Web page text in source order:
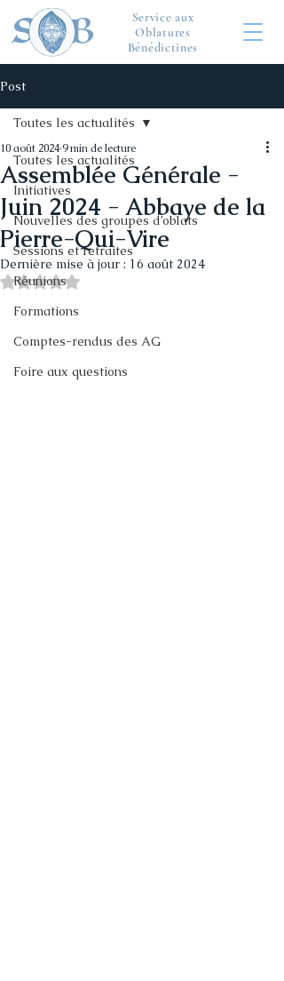
Service aux
Oblatures
Bénédictines
Post
Toutes les actualités
Initiatives
Nouvelles des groupes d’oblats
Sessions et retraites
Réunions
Formations
Comptes-rendus des AG
Foire aux questions
Toutes les actualités
Assemblée Générale -
Juin 2024 - Abbaye de la
Pierre-Qui-Vire
10 août 2024 9 min de lecture
Dernière mise à jour : 16 août 2024
Noté NaN étoiles sur 5.